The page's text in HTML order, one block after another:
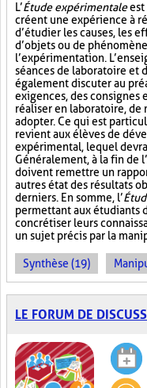
L’Étude expérimentaleest
créent une expérience à
d’étudier les causes, les
d’objets ou de
l’expérimentation.
séances de laboratoire et
également discuter au
exigences, des consignes
réaliser en laboratoire, de
adopter. Ce qui est
revient aux élèves de
expérimental, lequel
Généralement, à la fin de l’
doivent remettre un
autres état des résultats
derniers. En somme, l’
permettant aux étudiants
concrétiser leurs
un sujet précis par la
Synthèse (19)
LE FORUM DE